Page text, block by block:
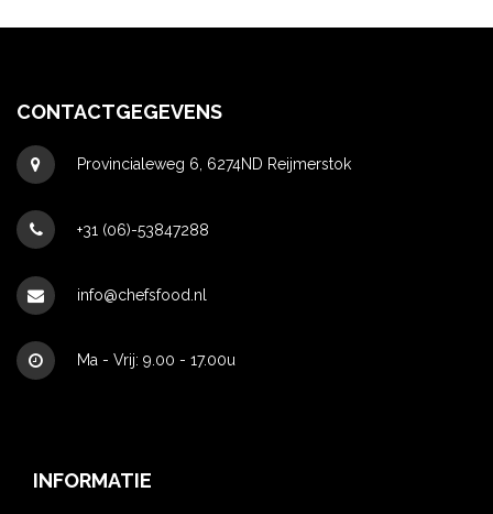
€189.00
CONTACTGEGEVENS
Provincialeweg 6, 6274ND Reijmerstok
+31 (06)-53847288
info@chefsfood.nl
Ma - Vrij: 9.00 - 17.00u
INFORMATIE